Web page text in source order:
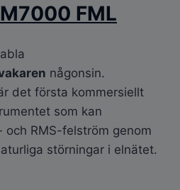
FML
någonsin.
det första kommersiellt
som kan
RMS-felström genom
störningar i elnätet.